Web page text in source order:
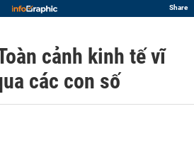
Share
cảnh kinh tế vĩ
các con số